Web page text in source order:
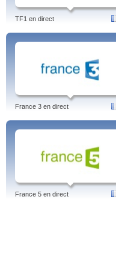
TF1 en direct
France 3 en direct
France 5 en direct